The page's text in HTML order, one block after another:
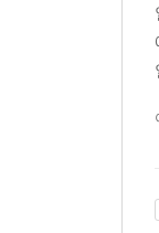
[2
각
익